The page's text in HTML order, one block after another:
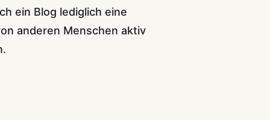
ein Blog lediglich eine
anderen Menschen aktiv